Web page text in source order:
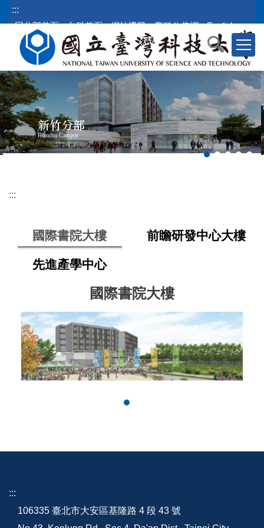
跳
到
容
區
塊
:::
回分部首頁
台科首頁 網站導覽 臺科公佈欄 English
新竹分部
Hsinchu Campus
:::
國際書院大樓 前瞻研發中心大樓
先進產學中心
國際書院大樓
:::
106335 臺北市大安區基隆路 4 段 43 號